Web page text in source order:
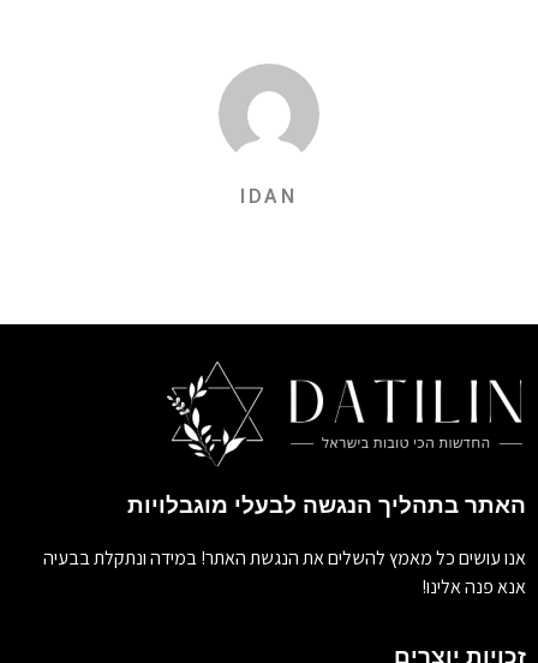
IDAN
האתר בתהליך הנגשה לבעלי מוגבלויות
אנו עושים כל מאמץ להשלים את הנגשת האתר! במידה ונתקלת בבעיה
אנא פנה אלינו!
זכויות יוצרים